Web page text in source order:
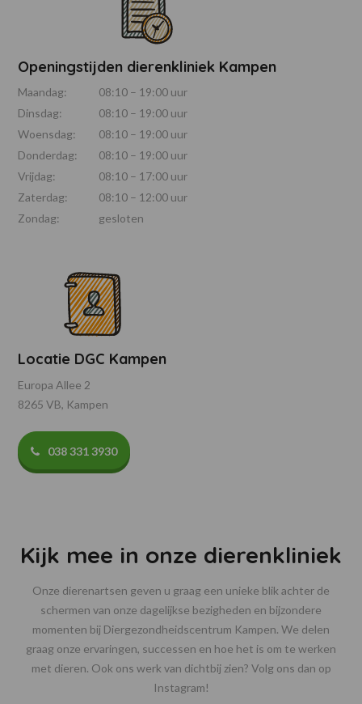
Locatie DGC Kampen
Europa Allee 2
8265 VB, Kampen
038 331 3930
Openingstijden dierenkliniek Kampen
Maandag:
08:10 – 19:00 uur
Dinsdag:
08:10 – 19:00 uur
Woensdag:
08:10 – 19:00 uur
Donderdag:
08:10 – 19:00 uur
Vrijdag:
08:10 – 17:00 uur
Zaterdag:
08:10 – 12:00 uur
Zondag:
gesloten
Kijk mee in onze dierenkliniek
Onze dierenartsen geven u graag een unieke blik achter de
schermen van onze dagelijkse bezigheden en bijzondere
momenten bij Diergezondheidscentrum Kampen. We delen
graag onze ervaringen, successen en hoe het is om te werken
met dieren. Ook ons werk van dichtbij zien? Volg ons dan op
Instagram!